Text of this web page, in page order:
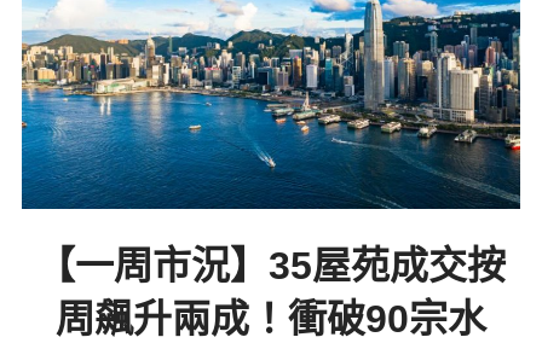
【一周市況】35屋苑成交按
周飆升兩成！衝破90宗水